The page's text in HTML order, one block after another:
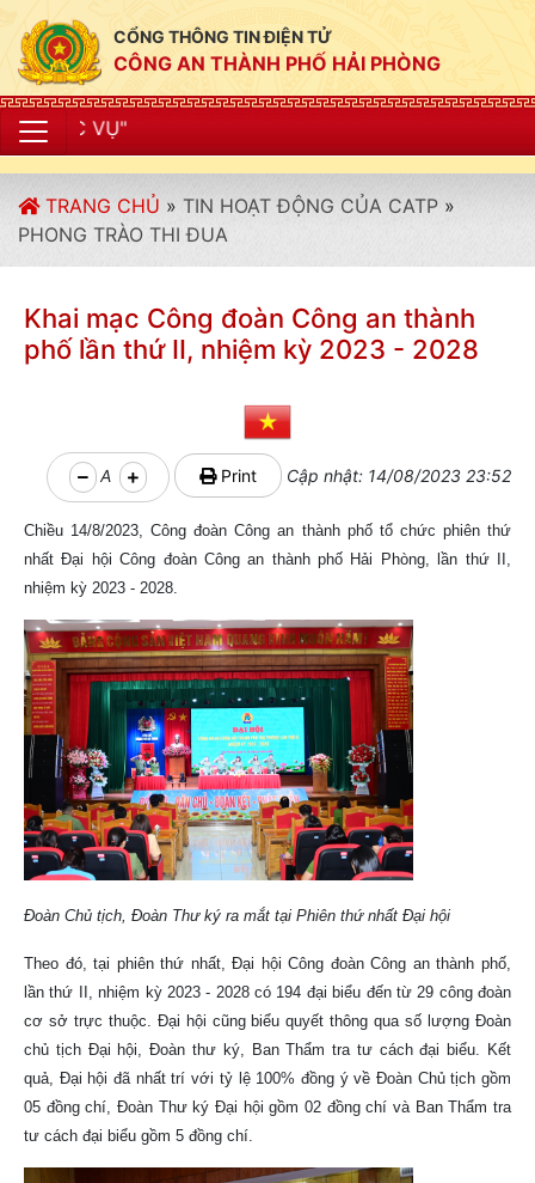
CỔNG THÔNG TIN ĐIỆN TỬ
CÔNG AN THÀNH PHỐ HẢI PHÒNG
TRANG CHỦ » TIN HOẠT ĐỘNG CỦA CATP »
PHONG TRÀO THI ĐUA
Khai mạc Công đoàn Công an thành
phố lần thứ II, nhiệm kỳ 2023 - 2028
A Print Cập nhật: 14/08/2023 23:52
Chiều 14/8/2023, Công đoàn Công an thành phố tổ chức phiên thứ
nhất Đại hội Công đoàn Công an thành phố Hải Phòng, lần thứ II,
nhiệm kỳ 2023 - 2028.
Đoàn Chủ tịch, Đoàn Thư ký ra mắt tại Phiên thứ nhất Đại hội
Theo đó, tại phiên thứ nhất, Đại hội Công đoàn Công an thành phố,
lần thứ II, nhiệm kỳ 2023 - 2028 có 194 đại biểu đến từ 29 công đoàn
cơ sở trực thuộc. Đại hội cũng biểu quyết thông qua số lượng Đoàn
chủ tịch Đại hội, Đoàn thư ký, Ban Thẩm tra tư cách đại biểu. Kết
quả, Đại hội đã nhất trí với tỷ lệ 100% đồng ý về Đoàn Chủ tịch gồm
05 đồng chí, Đoàn Thư ký Đại hội gồm 02 đồng chí và Ban Thẩm tra
tư cách đại biểu gồm 5 đồng chí.